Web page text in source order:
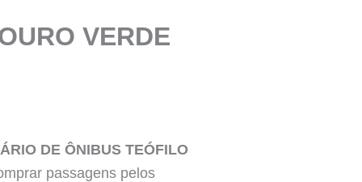
VERDE
DE ÔNIBUS TEÓFILO
passagens pelos